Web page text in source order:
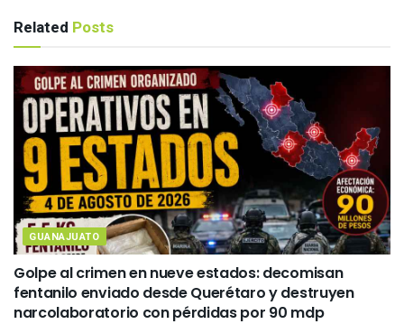
Related Posts
GUANAJUATO
Golpe al crimen en nueve estados: decomisan
fentanilo enviado desde Querétaro y destruyen
narcolaboratorio con pérdidas por 90 mdp